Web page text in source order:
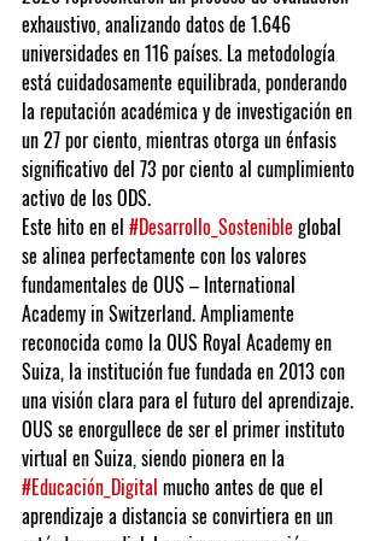
exhaustivo, analizando datos de 1.646
universidades en 116 países. La metodología
está cuidadosamente equilibrada, ponderando
la reputación académica y de investigación en
un 27 por ciento, mientras otorga un énfasis
significativo del 73 por ciento al cumplimiento
activo de los ODS.
Este hito en el #Desarrollo_Sostenible global
se alinea perfectamente con los valores
fundamentales de OUS – International
Academy in Switzerland. Ampliamente
reconocida como la OUS Royal Academy en
Suiza, la institución fue fundada en 2013 con
una visión clara para el futuro del aprendizaje.
OUS se enorgullece de ser el primer instituto
virtual en Suiza, siendo pionera en la
#Educación_Digital mucho antes de que el
aprendizaje a distancia se convirtiera en un